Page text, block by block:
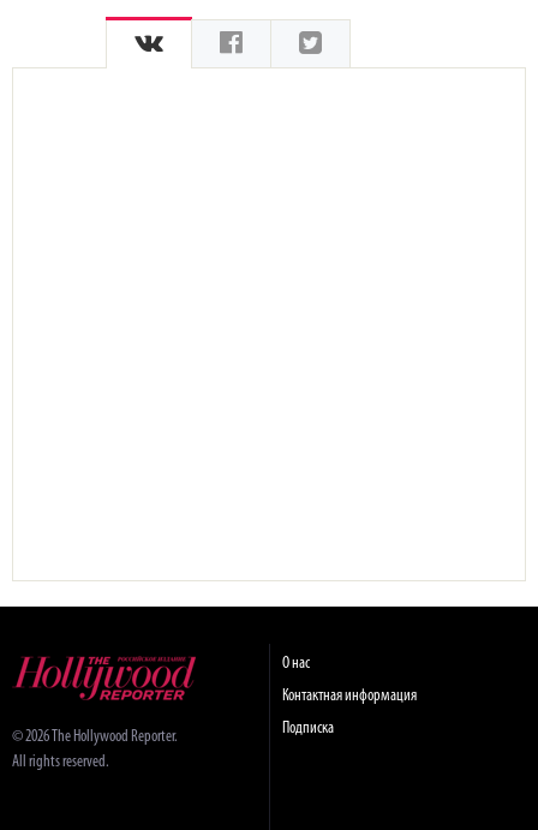
© 2026 The Hollywood Reporter.
All rights reserved.
О нас
Контактная информация
Подписка